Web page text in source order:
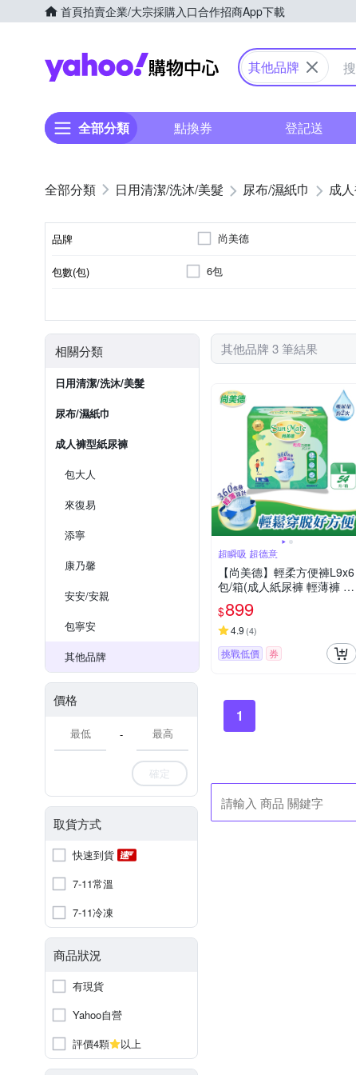
首頁拍賣企業/大宗採購入口合作招商App下載
Yahoo購物中心
其他品牌
全部分類 點換券 登記送
日用清潔/洗沐/美髮 尿布/濕紙巾 成
品牌 尚美德
包數(包) 6包
相關分類
日用清潔/洗沐/美髮
尿布/濕紙巾
成人褲型紙尿褲
包大人
來復易
添寧
康乃馨
安安/安親
包寧安
其他品牌
價格
-
確定
取貨方式
快速到貨
7-11常溫
7-11冷凍
商品狀況
有現貨
Yahoo自營
評價4顆
以上
其他品牌 3 筆結果
超瞬吸 超德意
【尚美德】輕柔方便褲L9x6
包/箱(成人紙尿褲 輕薄褲 褲
型紙尿褲)
$899
4.9 (4)
挑戰低價 券
1